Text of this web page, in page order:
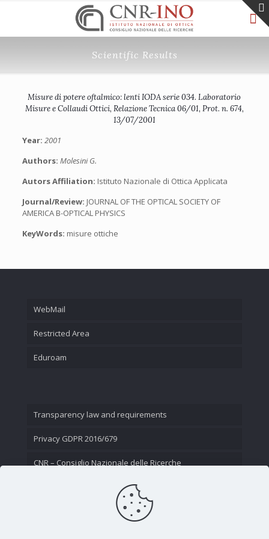
Scientific Results
Misure di potere oftalmico: lenti IODA serie 034. Laboratorio
Misure e Collaudi Ottici, Relazione Tecnica 06/01, Prot. n. 674,
13/07/2001
Year: 2001
Authors: Molesini G.
Autors Affiliation: Istituto Nazionale di Ottica Applicata
Journal/Review: JOURNAL OF THE OPTICAL SOCIETY OF
AMERICA B-OPTICAL PHYSICS
KeyWords: misure ottiche
WebMail
Restricted Area
Eduroam
Transparency law and requirements
Privacy GDPR 2016/679
CNR – Consiglio Nazionale delle Ricerche